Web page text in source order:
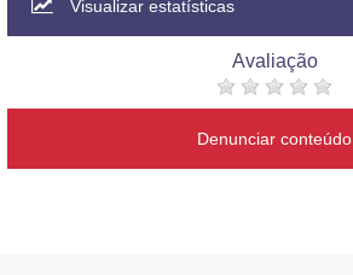
Visualizar estatísticas
Avaliação
Denunciar conteúdo